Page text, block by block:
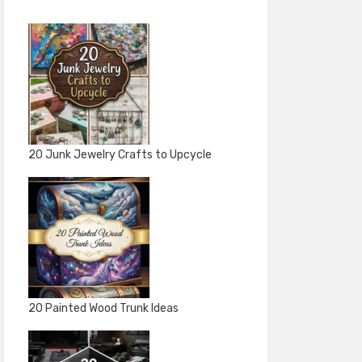
20 Junk Jewelry Crafts to Upcycle
20 Painted Wood Trunk Ideas